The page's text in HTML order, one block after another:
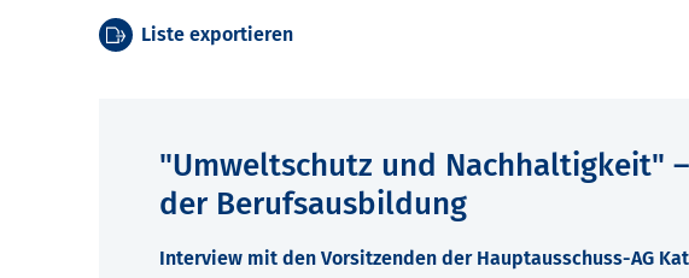
Liste exportieren
"Umweltschutz und Nachhaltigkeit"
der Berufsausbildung
Interview mit den Vorsitzenden der Hauptausschuss-AG